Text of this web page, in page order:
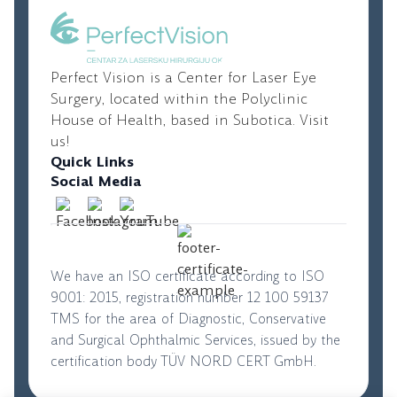
correction.
Perfect Vision is a Center for Laser Eye
Surgery, located within the Polyclinic
House of Health, based in Subotica. Visit
us!
Quick Links
Social Media
We have an ISO certificate according to ISO
9001: 2015, registration number 12 100 59137
TMS for the area of Diagnostic, Conservative
and Surgical Ophthalmic Services, issued by the
certification body TÜV NORD CERT GmbH.